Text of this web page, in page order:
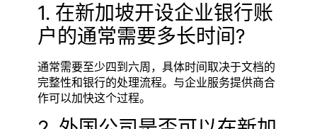
1. 在新加坡开设企业银行账
户的通常需要多长时间?
通常需要至少四到六周，具体时间取决于文档的
完整性和银行的处理流程。与企业服务提供商合
作可以加快这个过程。